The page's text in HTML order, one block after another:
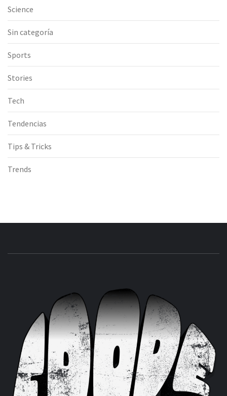
Science
Sin categoría
Sports
Stories
Tech
Tendencias
Tips & Tricks
Trends